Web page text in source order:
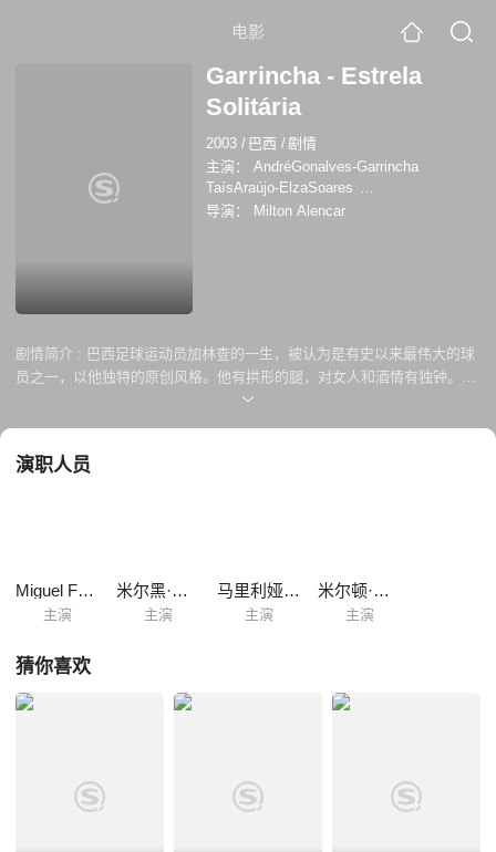
电影
Garrincha - Estrela
Solitária
2003 / 巴西 /剧情
主演：
AndréGonalves-Garrincha
TaísAraújo-ElzaSoares
AlexandreSchumacher-NiltonSantos
Couto
Alexandre Schumacher
马里利娅·
佩拉
米尔顿·哥恩卡维斯
导演： Milton Alencar
剧情简介 : 巴西足球运动员加林查的一生，被认为是有史以来最伟大的球
员之一，以他独特的原创风格。他有拱形的腿，对女人和酒情有独钟。也
曾与歌手艾尔莎苏亚雷斯谈过婚外情，死于相对颓废。电影聚焦于他的顶
演职人员
Miguel Falabella
主演
米尔黑·考塔兹
主演
马里利娅·佩拉
主演
米尔顿·哥恩卡维斯
主演
猜你喜欢